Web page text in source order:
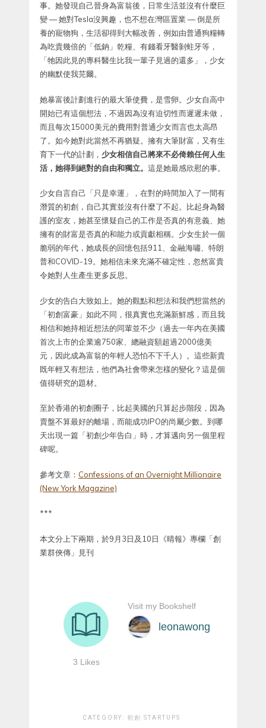
事。她發現自己晉身為富翁後，日常生活並沒有什麼巨
變 — 她對Tesla沒興趣，也不想在灣區置業 — 倒是所
養的寵物狗，生活卻得到大幅改善，例如由普通狗糧轉
為吃貴幾倍的「低鈉」乾糧、有錢看牙醫剝蛀牙等，
「牠因此見的專科醫生比我一輩子見過的還多」，少女
的幽默使我芫爾。
她暴富後計劃進行的最大筆使費，是雪卵。少女自高中
開始已有這個想法，不過因為沒有迫切性而遲遲未做，
而且每次15000美元的費用對普通少女而言也太高昂
了。如今她對此當然不再猶疑。擁有大筆財富，又有生
育下一代的計劃， 少女相信自己將來不必倚賴任何人生
活，她得到絕對的自由和獨立。 這是她最感欣慰的事。
少女自言自己「只是幸運」，在對的時間加入了一間有
潛質的初創，自己其實並沒有什麼了不起。比起身為醫
護的室友，她甚至懷疑自己的工作是否真的有意義、她
擁有的財富是否真的和能力或貢獻相稱。少女生於一個
脆弱的年代，她成長的回憶包括911、金融海嘯、特朗
普和COVID-19。她相信未來充滿不確定性，忽然富貴
令她對人生產生更多反思。
少女的告白大致如上。她的觀點和想法和我們想當然的
「初創富豪」如此不同，很真實也充滿新鮮感，而且我
相信和她持相近想法的同輩並不少（過去一年內在美國
首次上市的企業逾750家、總融資額超過2000億美
元，因此成為富翁的年輕人恐怕不下千人）。這些新貴
既年輕又有想法，他們為社會帶來怎樣的變化？這是個
值得研究的題材。
至於香港的初創圈子，比起美國的只算起步階段，因為
賣盤不算最好的離場，而能成功IPO的尚屬少數。到哪
天出現一篇「初創少年告白」時，才算邁向另一個里程
碑呢。
參考文章： Confessions of an Overnight Millionaire
(New York Magazine)
***
本文分上下兩期，於9月3日及10日《晴報》專欄「創
業群俠傳」見刊
CATEGORY: 初創 STARTUPS